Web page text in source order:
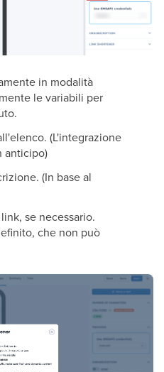
in modalità
le variabili per
(L'integrazione
anticipo)
(In base al
se necessario.
che non può